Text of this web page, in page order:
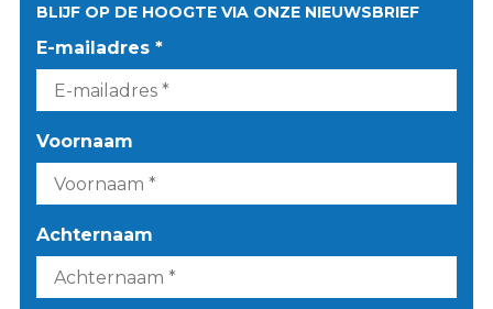
BLIJF OP DE HOOGTE VIA ONZE NIEUWSBRIEF
E-mailadres *
Voornaam
Achternaam